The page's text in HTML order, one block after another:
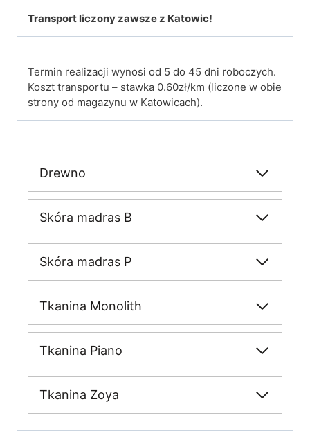
Transport liczony zawsze z Katowic!
Termin realizacji wynosi od 5 do 45 dni roboczych.
Koszt transportu – stawka 0.60zł/km (liczone w obie
strony od magazynu w Katowicach).
Drewno
Skóra madras B
Skóra madras P
Tkanina Monolith
Tkanina Piano
Tkanina Zoya